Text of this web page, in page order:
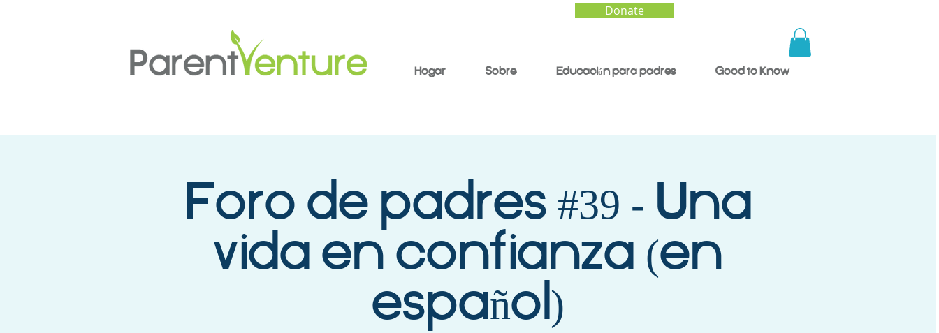
Donate
Hogar Sobre Educación para padres Good to Know
Foro de padres #39 - Una
vida en confianza (en
español)